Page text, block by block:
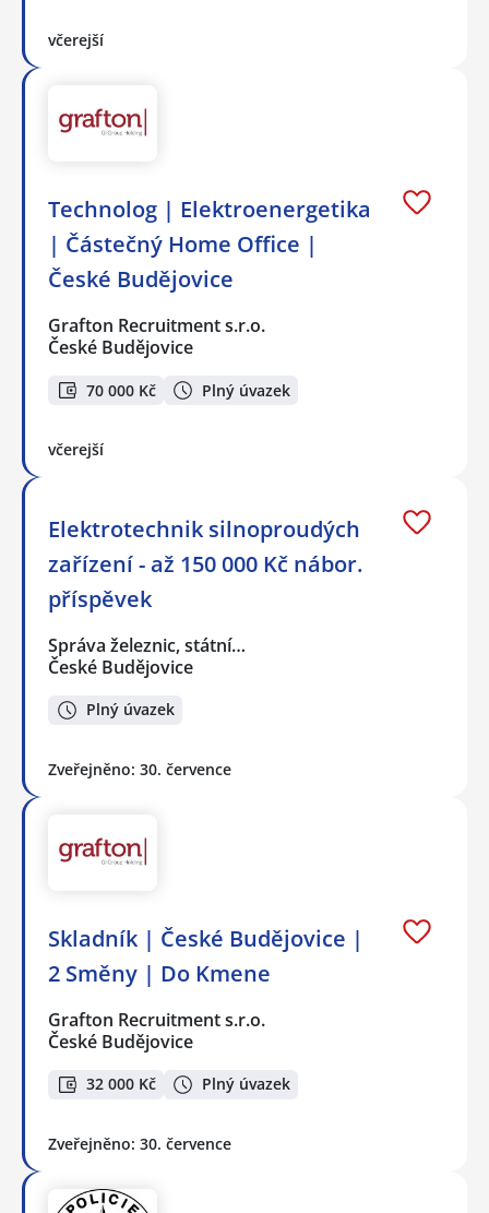
včerejší
Technolog | Elektroenergetika
| Částečný Home Office |
České Budějovice
Grafton Recruitment s.r.o.
České Budějovice
70 000 Kč Plný úvazek
včerejší
Elektrotechnik silnoproudých
zařízení - až 150 000 Kč nábor.
příspěvek
Správa železnic, státní…
České Budějovice
Plný úvazek
Zveřejněno: 30. července
Skladník | České Budějovice |
2 Směny | Do Kmene
Grafton Recruitment s.r.o.
České Budějovice
32 000 Kč Plný úvazek
Zveřejněno: 30. července